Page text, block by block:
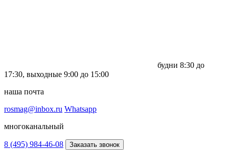
будни 8:30 до
17:30, выходные 9:00 до 15:00
наша почта
rosmag@inbox.ru Whatsapp
многоканальный
8 (495) 984-46-08 Заказать звонок